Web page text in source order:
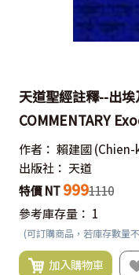
天道聖經註釋--出
COMMENTARY
作者： 賴建國 (Chien-
出版社： 天道
特價 NT 9991110
參考庫存量： 1
(可訂購商品，若庫存數量
加入購物車